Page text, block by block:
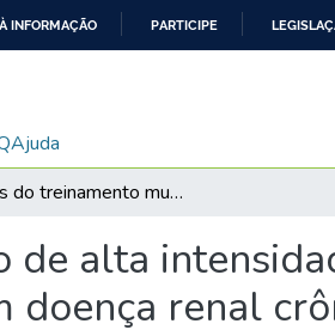
INFORMAÇÃO PARTICIPE
Ajuda
Efeitos do treinamento muscular ventilatório de alta intensidade sobre a força muscular inspiratória de pacientes com doença renal crônica em hemodiálise: ensaio clínico randomizado
alta
renal